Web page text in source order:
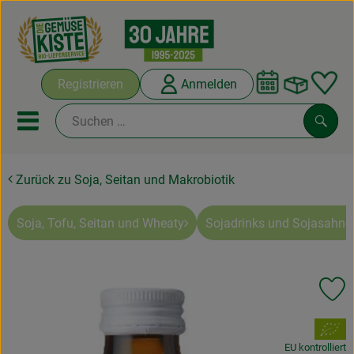
Registrieren Anmelden
Mobiles Menu öffnen oder
Abokisten
Kochboxen
Zurück zu Soja, Seitan und Makrobiotik
Soja, Tofu, Seitan und Wheaty Sojadrinks und Sojasahne
, Verband:
EU kontrolliert